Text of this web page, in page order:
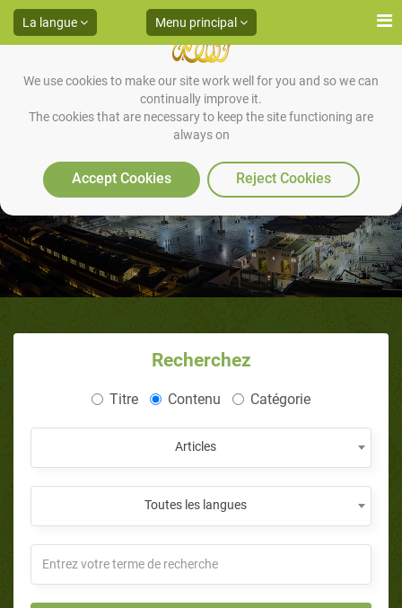
We use cookies to make our site work well for you and so we can
continually improve it.
The cookies that are necessary to keep the site functioning are
always on
Accept Cookies Reject Cookies
La langue Menu principal
Introduction
Recherchez
Titre Contenu Catégorie
Articles
Toutes les langues